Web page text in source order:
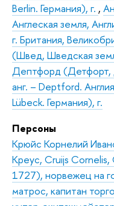
Berlin. Германия), г. ,
Англеская земля,
г. Британия,
(Швед, Шведская
Дептфорд
анг. – Deptford.
Lübeck. Германия), г.
Персоны
Крюйс Корнелий
Креус, Cruijs
1727), норвежец на
матрос, капитан